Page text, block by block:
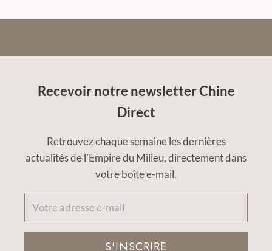
Recevoir notre newsletter Chine
Direct
Retrouvez chaque semaine les dernières
actualités de l'Empire du Milieu, directement dans
votre boîte e-mail.
S'INSCRIRE